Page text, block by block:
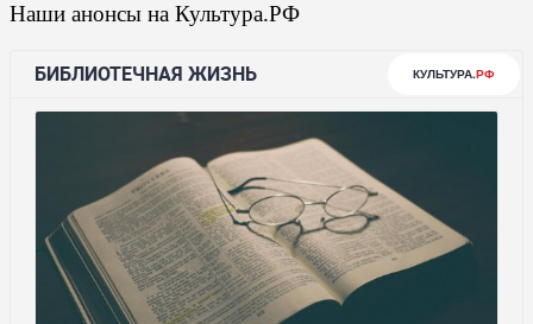
Наши анонсы на Культура.РФ